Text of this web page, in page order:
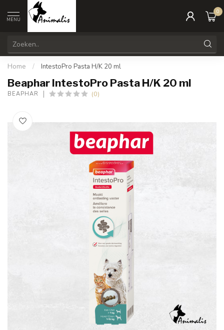
MENU
0
Home / IntestoPro Pasta H/K 20 ml
Beaphar IntestoPro Pasta H/K 20 ml
BEAPHAR (0)